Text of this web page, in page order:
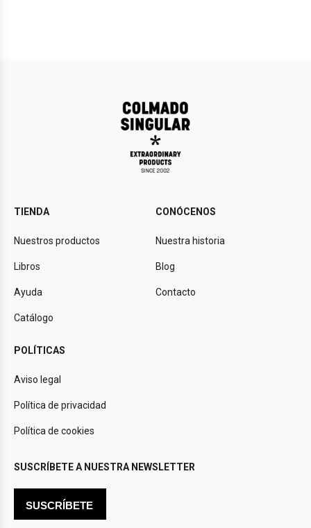
TIENDA
Nuestros productos
Libros
Ayuda
Catálogo
CONÓCENOS
Nuestra historia
Blog
Contacto
POLÍTICAS
Aviso legal
Política de privacidad
Política de cookies
SUSCRÍBETE A NUESTRA NEWSLETTER
SUSCRÍBETE